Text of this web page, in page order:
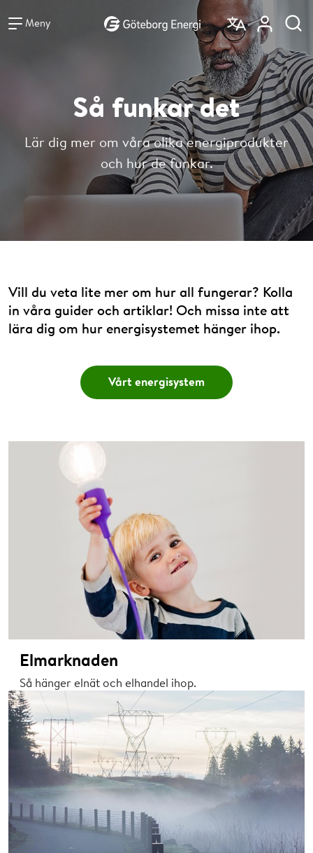
Så funkar det
Lär dig mer om våra olika energiprodukter
och hur de funkar.
Meny
Vill du veta lite mer om hur all fungerar? Kolla
in våra guider och artiklar! Och missa inte att
lära dig om hur energisystemet hänger ihop.
Vårt energisystem
Elmarknaden
Så hänger elnät och elhandel ihop.